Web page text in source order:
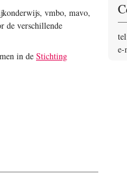
vmbo, mavo,
de verschillende
in de Stichting
e-